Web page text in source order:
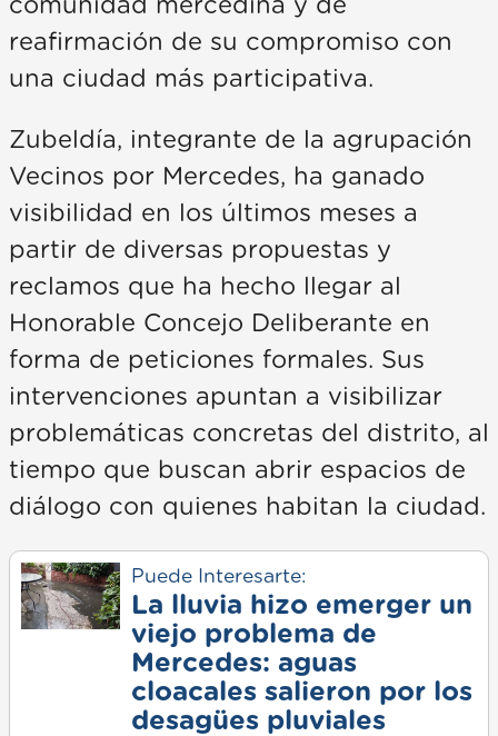
comunidad mercedina y de
reafirmación de su compromiso con
una ciudad más participativa.
Zubeldía, integrante de la agrupación
Vecinos por Mercedes, ha ganado
visibilidad en los últimos meses a
partir de diversas propuestas y
reclamos que ha hecho llegar al
Honorable Concejo Deliberante en
forma de peticiones formales. Sus
intervenciones apuntan a visibilizar
problemáticas concretas del distrito, al
tiempo que buscan abrir espacios de
diálogo con quienes habitan la ciudad.
Puede Interesarte:
La lluvia hizo emerger un
viejo problema de
Mercedes: aguas
cloacales salieron por los
desagües pluviales